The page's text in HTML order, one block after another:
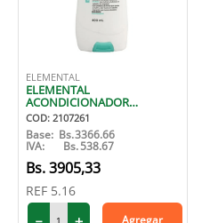
ELEMENTAL
ELEMENTAL
ACONDICIONADOR
NUTRICION 400 ML
COD: 2107261
Base: Bs.3366.66
IVA: Bs.538.67
3905,33
REF 5.16
Agregar